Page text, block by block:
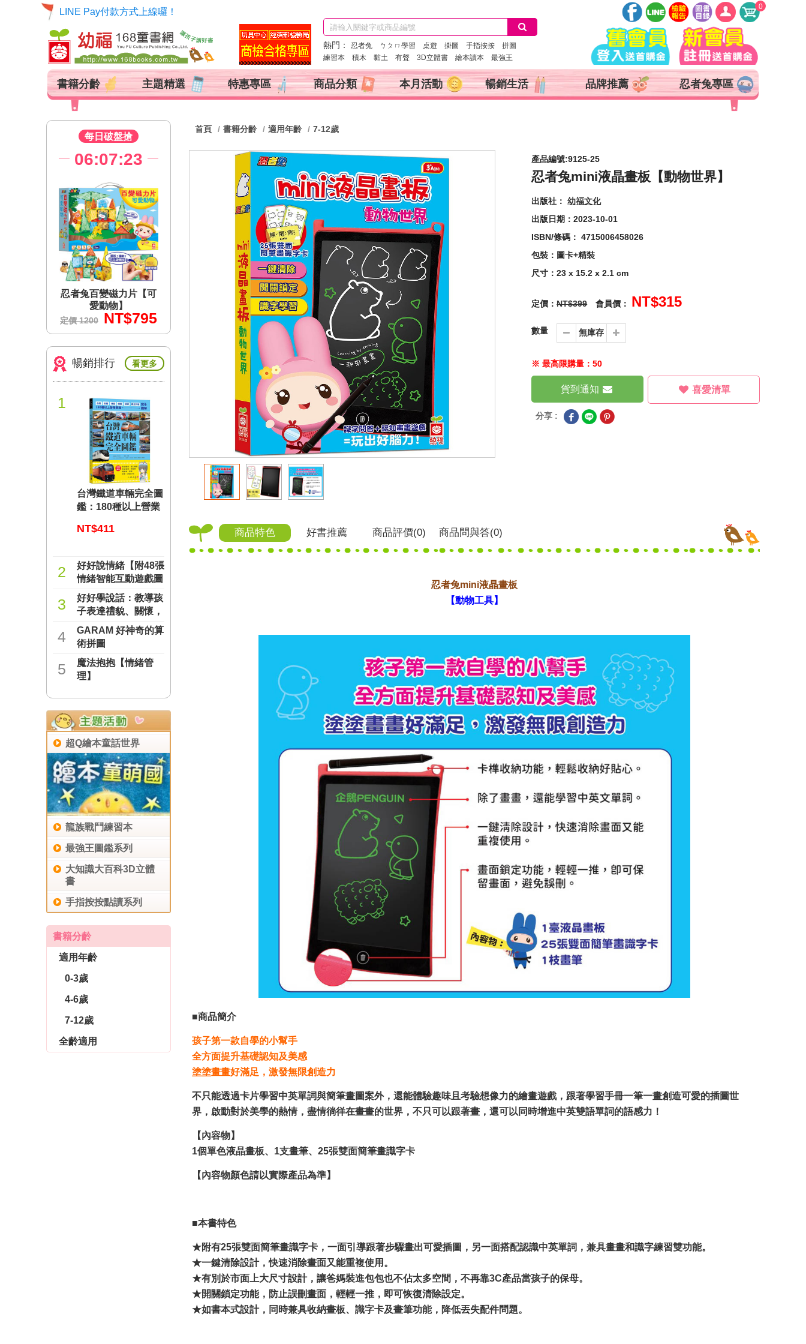
0
登入
註冊
會員中心
查詢訂單
追蹤清單
熱門： 忍者兔 ㄅㄆㄇ學習 桌遊 掛圖 手指按按 拼圖
練習本 積木 黏土 有聲 3D立體書 繪本讀本 最強王
LINE Pay付款方式上線囉！
書籍分齡 主題精選 特惠專區 商品分類 本月活動 暢銷生活 品牌推薦 忍者兔專區
每日破盤搶
06:07:22
忍者兔百變磁力片【可
愛動物】
定價 1200 NT$795
忍者兔百變磁力片【可
愛動物】
NT$795
暢銷排行 看更多
1
台灣鐵道車輛完全圖
鑑：180種以上營業
NT$411
2
好好說情緒【附48張
情緒智能互動遊戲圖
卡】
NT$277
3
好好學說話：教導孩
子表達禮貌、關懷，
避免衝突的溝通方法
（附18張好人緣互動
遊戲圖卡）
NT$237
4
GARAM 好神奇的算
術拼圖
NT$221
5
魔法抱抱【情緒管
理】
NT$221
超Q繪本童話世界
龍族戰鬥練習本
最強王圖鑑系列
大知識大百科3D立體
書
手指按按點讀系列
書籍分齡
適用年齡
0-3歲
4-6歲
7-12歲
全齡適用
首頁 書籍分齡 適用年齡 7-12歲
產品編號:9125-25
忍者兔mini液晶畫板【動物世界】
出版社：幼福文化
出版日期：2023-10-01
ISBN/條碼： 4715006458026
包裝：圖卡+精裝
尺寸：23 x 15.2 x 2.1 cm
定價：NT$399 會員價： NT$315
數量
※ 最高限購量：50
貨到通知 喜愛清單
分享 :
商品特色 好書推薦 商品評價(0) 商品問與答(0)
忍者兔mini液晶畫板
【動物工具】
■商品簡介
孩子第一款自學的小幫手
全方面提升基礎認知及美感
塗塗畫畫好滿足，激發無限創造力
不只能透過卡片學習中英單詞與簡筆畫圖案外，還能體驗趣味且考驗想像力的繪畫遊戲，跟著學習手冊一筆一畫創造可愛的插圖世
界，啟動對於美學的熱情，盡情徜徉在畫畫的世界，不只可以跟著畫，還可以同時增進中英雙語單詞的語感力！
【內容物】
1個單色液晶畫板、1支畫筆、25張雙面簡筆畫識字卡
【內容物顏色請以實際產品為準】
■本書特色
★附有25張雙面簡筆畫識字卡，一面引導跟著步驟畫出可愛插圖，另一面搭配認識中英單詞，兼具畫畫和識字練習雙功能。
★一鍵清除設計，快速消除畫面又能重複使用。
★有別於市面上大尺寸設計，讓爸媽裝進包包也不佔太多空間，不再靠3C產品當孩子的保母。
★開關鎖定功能，防止誤刪畫面，輕輕一推，即可恢復清除設定。
★如書本式設計，同時兼具收納畫板、識字卡及畫筆功能，降低丟失配件問題。